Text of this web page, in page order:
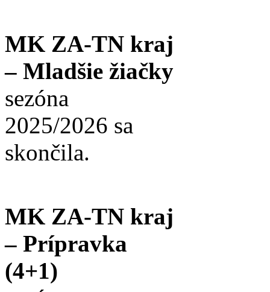
MK ZA-TN kraj
– Mladšie žiačky
sezóna
2025/2026 sa
skončila.
MK ZA-TN kraj
– Prípravka
(4+1)